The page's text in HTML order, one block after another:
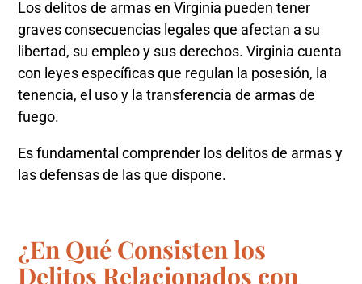
Los delitos de armas en Virginia pueden tener
graves consecuencias legales que afectan a su
libertad, su empleo y sus derechos. Virginia cuenta
con leyes específicas que regulan la posesión, la
tenencia, el uso y la transferencia de armas de
fuego.
Es fundamental comprender los delitos de armas y
las defensas de las que dispone.
¿En Qué Consisten los
Delitos Relacionados con